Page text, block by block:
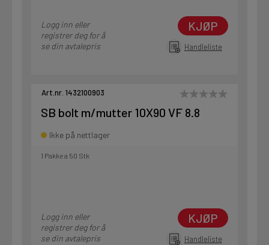
Logg inn eller
registrer deg for å
se din avtalepris
KJØP
Handleliste
Art.nr. 1432100903
SB bolt m/mutter 10X90 VF 8.8
Ikke på nettlager
1 Pakke a 50 Stk
Logg inn eller
registrer deg for å
se din avtalepris
KJØP
Handleliste